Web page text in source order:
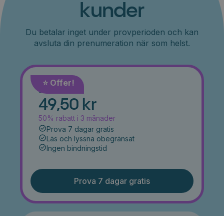
kunder
Du betalar inget under provperioden och kan
avsluta din prenumeration när som helst.
⭐️ Offer!
Månad
49,50 kr
50% rabatt i 3 månader
Prova 7 dagar gratis
Läs och lyssna obegränsat
Ingen bindningstid
Prova 7 dagar gratis